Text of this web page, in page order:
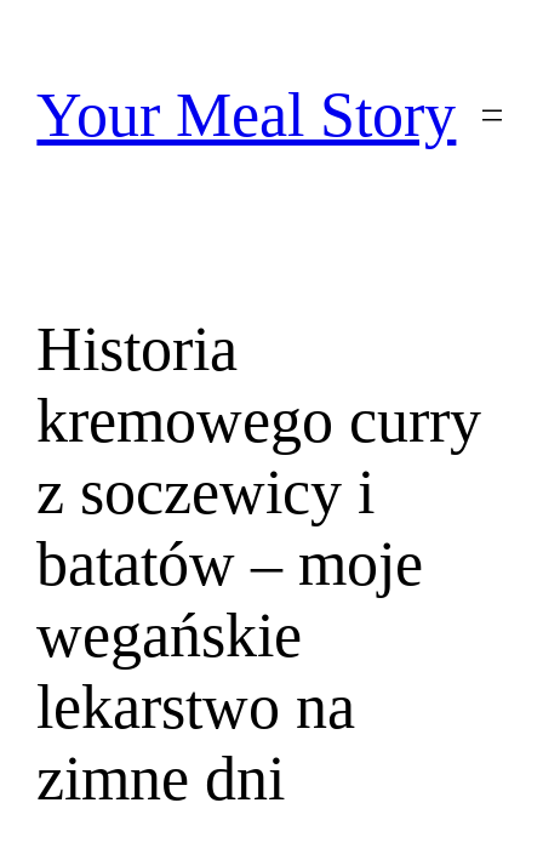
treściYour Meal Story
Historia
kremowego curry
z soczewicy i
batatów – moje
wegańskie
lekarstwo na
zimne dni